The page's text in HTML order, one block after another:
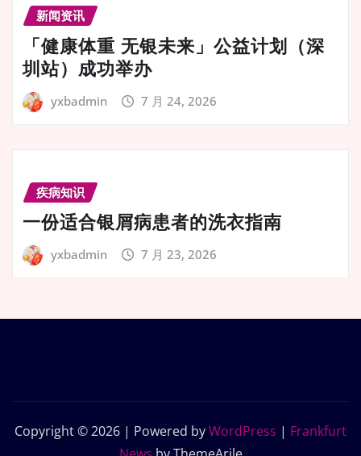
新闻资讯
「健康体重 无银未来」公益计划（深
圳站）成功举办
yxbadmin 7 月 24, 2026
疾病知识
一份适合银屑病患者的洗衣指南
yxbadmin 7 月 23, 2026
Copyright © 2026 | Powered byWordPress | Frankfurt